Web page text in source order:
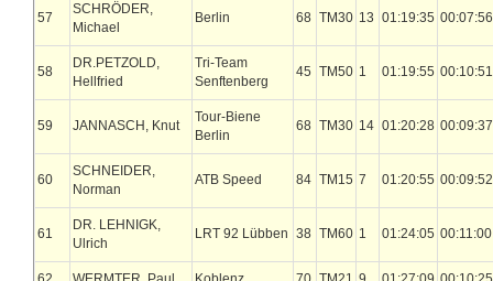
57
SCHRÖDER,
Michael
Berlin 68 TM30 13 01:19:35 00:07:56
58
DR.PETZOLD,
Hellfried
Tri-Team
Senftenberg
45 TM50 1 01:19:55 00:10:51
59 JANNASCH, Knut
Tour-Biene
Berlin
68 TM30 14 01:20:28 00:09:37
60
SCHNEIDER,
Norman
ATB Speed 84 TM15 7 01:20:55 00:09:52
61
DR. LEHNIGK,
Ulrich
LRT 92 Lübben 38 TM60 1 01:24:05 00:11:00